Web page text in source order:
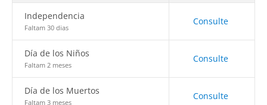
Independencia
Faltam 30 dias
Consulte
Día de los Niños
Faltam 2 meses
Consulte
Día de los Muertos
Faltam 3 meses
Consulte